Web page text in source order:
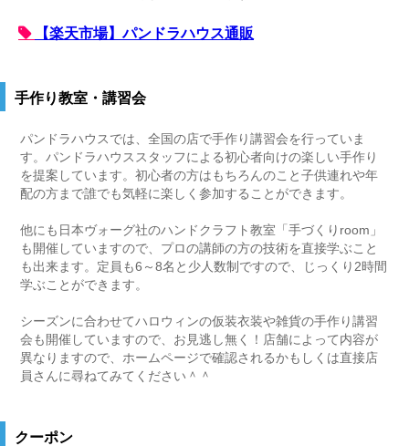
【楽天市場】パンドラハウス通販
手作り教室・講習会
パンドラハウスでは、全国の店で手作り講習会を行っていま
す。パンドラハウススタッフによる初心者向けの楽しい手作り
を提案しています。初心者の方はもちろんのこと子供連れや年
配の方まで誰でも気軽に楽しく参加することができます。
他にも日本ヴォーグ社のハンドクラフト教室「手づくりroom」
も開催していますので、プロの講師の方の技術を直接学ぶこと
も出来ます。定員も6～8名と少人数制ですので、じっくり2時間
学ぶことができます。
シーズンに合わせてハロウィンの仮装衣装や雑貨の手作り講習
会も開催していますので、お見逃し無く！店舗によって内容が
異なりますので、ホームページで確認されるかもしくは直接店
員さんに尋ねてみてください＾＾
クーポン